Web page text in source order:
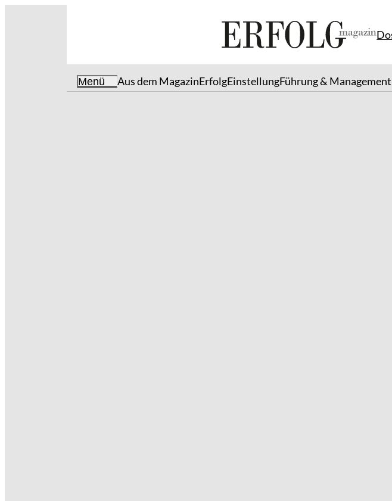
Menü Aus dem MagazinErfolgEinstellungFührung & Management